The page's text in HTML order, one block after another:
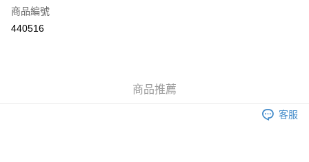
Apple Pay
商品編號
440516
商品推薦
客服